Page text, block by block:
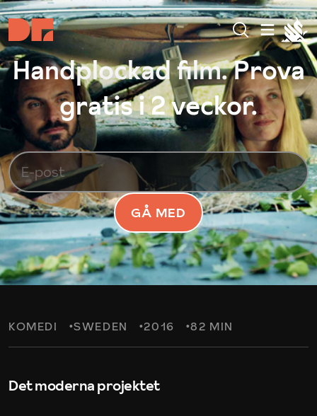
Handplockad film. Prova
gratis i 2 veckor.
GÅ MED
KOMEDI SWEDEN 2016 82 MIN
Det moderna projektet